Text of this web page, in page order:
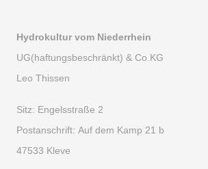
Hydrokultur vom Niederrhein
UG(haftungsbeschränkt) & Co.KG
Leo Thissen
Sitz: Engelsstraße 2
Postanschrift: Auf dem Kamp 21 b
47533 Kleve